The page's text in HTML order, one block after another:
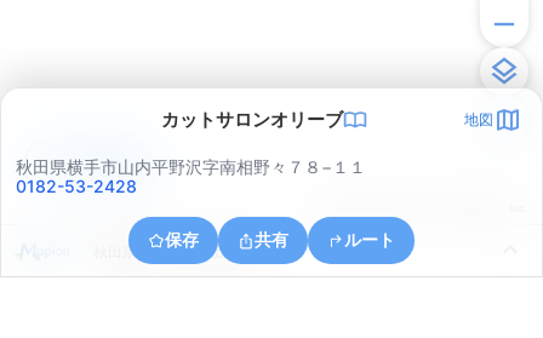
カットサロンオリーブ 地図
秋田県横手市山内平野沢字南相野々７８−１１
0182-53-2428
保存 共有 ルート
秋田県横手市山内土渕虫内
アプリで見る